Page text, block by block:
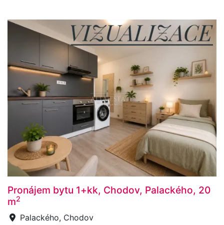
Pronájem bytu 1+kk, Chodov, Palackého, 20
m2
Palackého, Chodov